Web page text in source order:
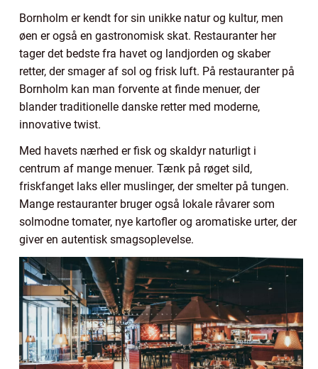
Bornholm er kendt for sin unikke natur og kultur, men
øen er også en gastronomisk skat. Restauranter her
tager det bedste fra havet og landjorden og skaber
retter, der smager af sol og frisk luft. På restauranter på
Bornholm kan man forvente at finde menuer, der
blander traditionelle danske retter med moderne,
innovative twist.
Med havets nærhed er fisk og skaldyr naturligt i
centrum af mange menuer. Tænk på røget sild,
friskfanget laks eller muslinger, der smelter på tungen.
Mange restauranter bruger også lokale råvarer som
solmodne tomater, nye kartofler og aromatiske urter, der
giver en autentisk smagsoplevelse.